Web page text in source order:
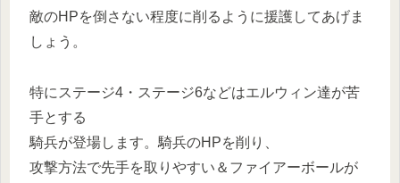
敵のHPを倒さない程度に削るように援護してあげま
しょう。
特にステージ4・ステージ6などはエルウィン達が苦
手とする
騎兵が登場します。騎兵のHPを削り、
攻撃方法で先手を取りやすい＆ファイアーボールが